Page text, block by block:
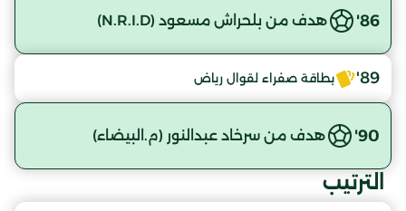
86' هدف من بلحراش مسعود (N.R.I.D)
89' بطاقة صفراء لقوال رياض
90' هدف من سرخاد عبدالنور (م.البيضاء)
الترتيب